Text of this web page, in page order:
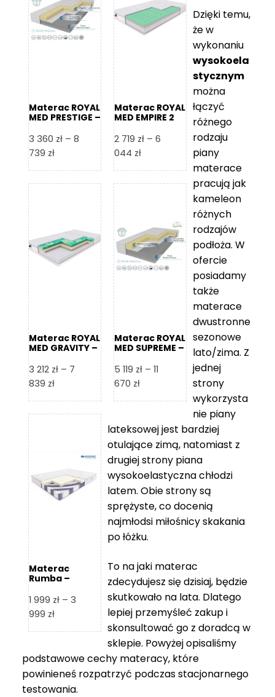
7
000 zł
8
865 zł
Materac ROYAL
MED PRESTIGE –
3 360 zł – 8
739 złZakres
od
8
739 zł
Materac ROYAL
MED EMPIRE 2
2 719 zł – 6
044 złZakres
od
6
044 zł
Materac ROYAL
MED GRAVITY –
3 212 zł – 7
839 złZakres
od
839 zł
Materac ROYAL
MED SUPREME –
5 119 zł – 11
670 złZakres
5
119 zł
do
670 zł
Materac
Rumba –
1 999 zł – 3
999 złZakres
1
999 zł
do
Dzięki temu,
że w
wykonaniu
wysokoela
stycznym
można
łączyć
różnego
rodzaju
piany
materace
pracują jak
kameleon
różnych
rodzajów
podłoża. W
ofercie
posiadamy
także
materace
dwustronne
sezonowe
lato/zima. Z
jednej
strony
wykorzysta
nie piany
lateksowej jest bardziej
otulające zimą, natomiast z
drugiej strony piana
wysokoelastyczna chłodzi
latem. Obie strony są
sprężyste, co docenią
najmłodsi miłośnicy skakania
po łóżku.
To na jaki materac
zdecydujesz się dzisiaj, będzie
skutkowało na lata. Dlatego
lepiej przemyśleć zakup i
skonsultować go z doradcą w
sklepie. Powyżej opisaliśmy
podstawowe cechy materacy, które
powinieneś rozpatrzyć podczas stacjonarnego
testowania.